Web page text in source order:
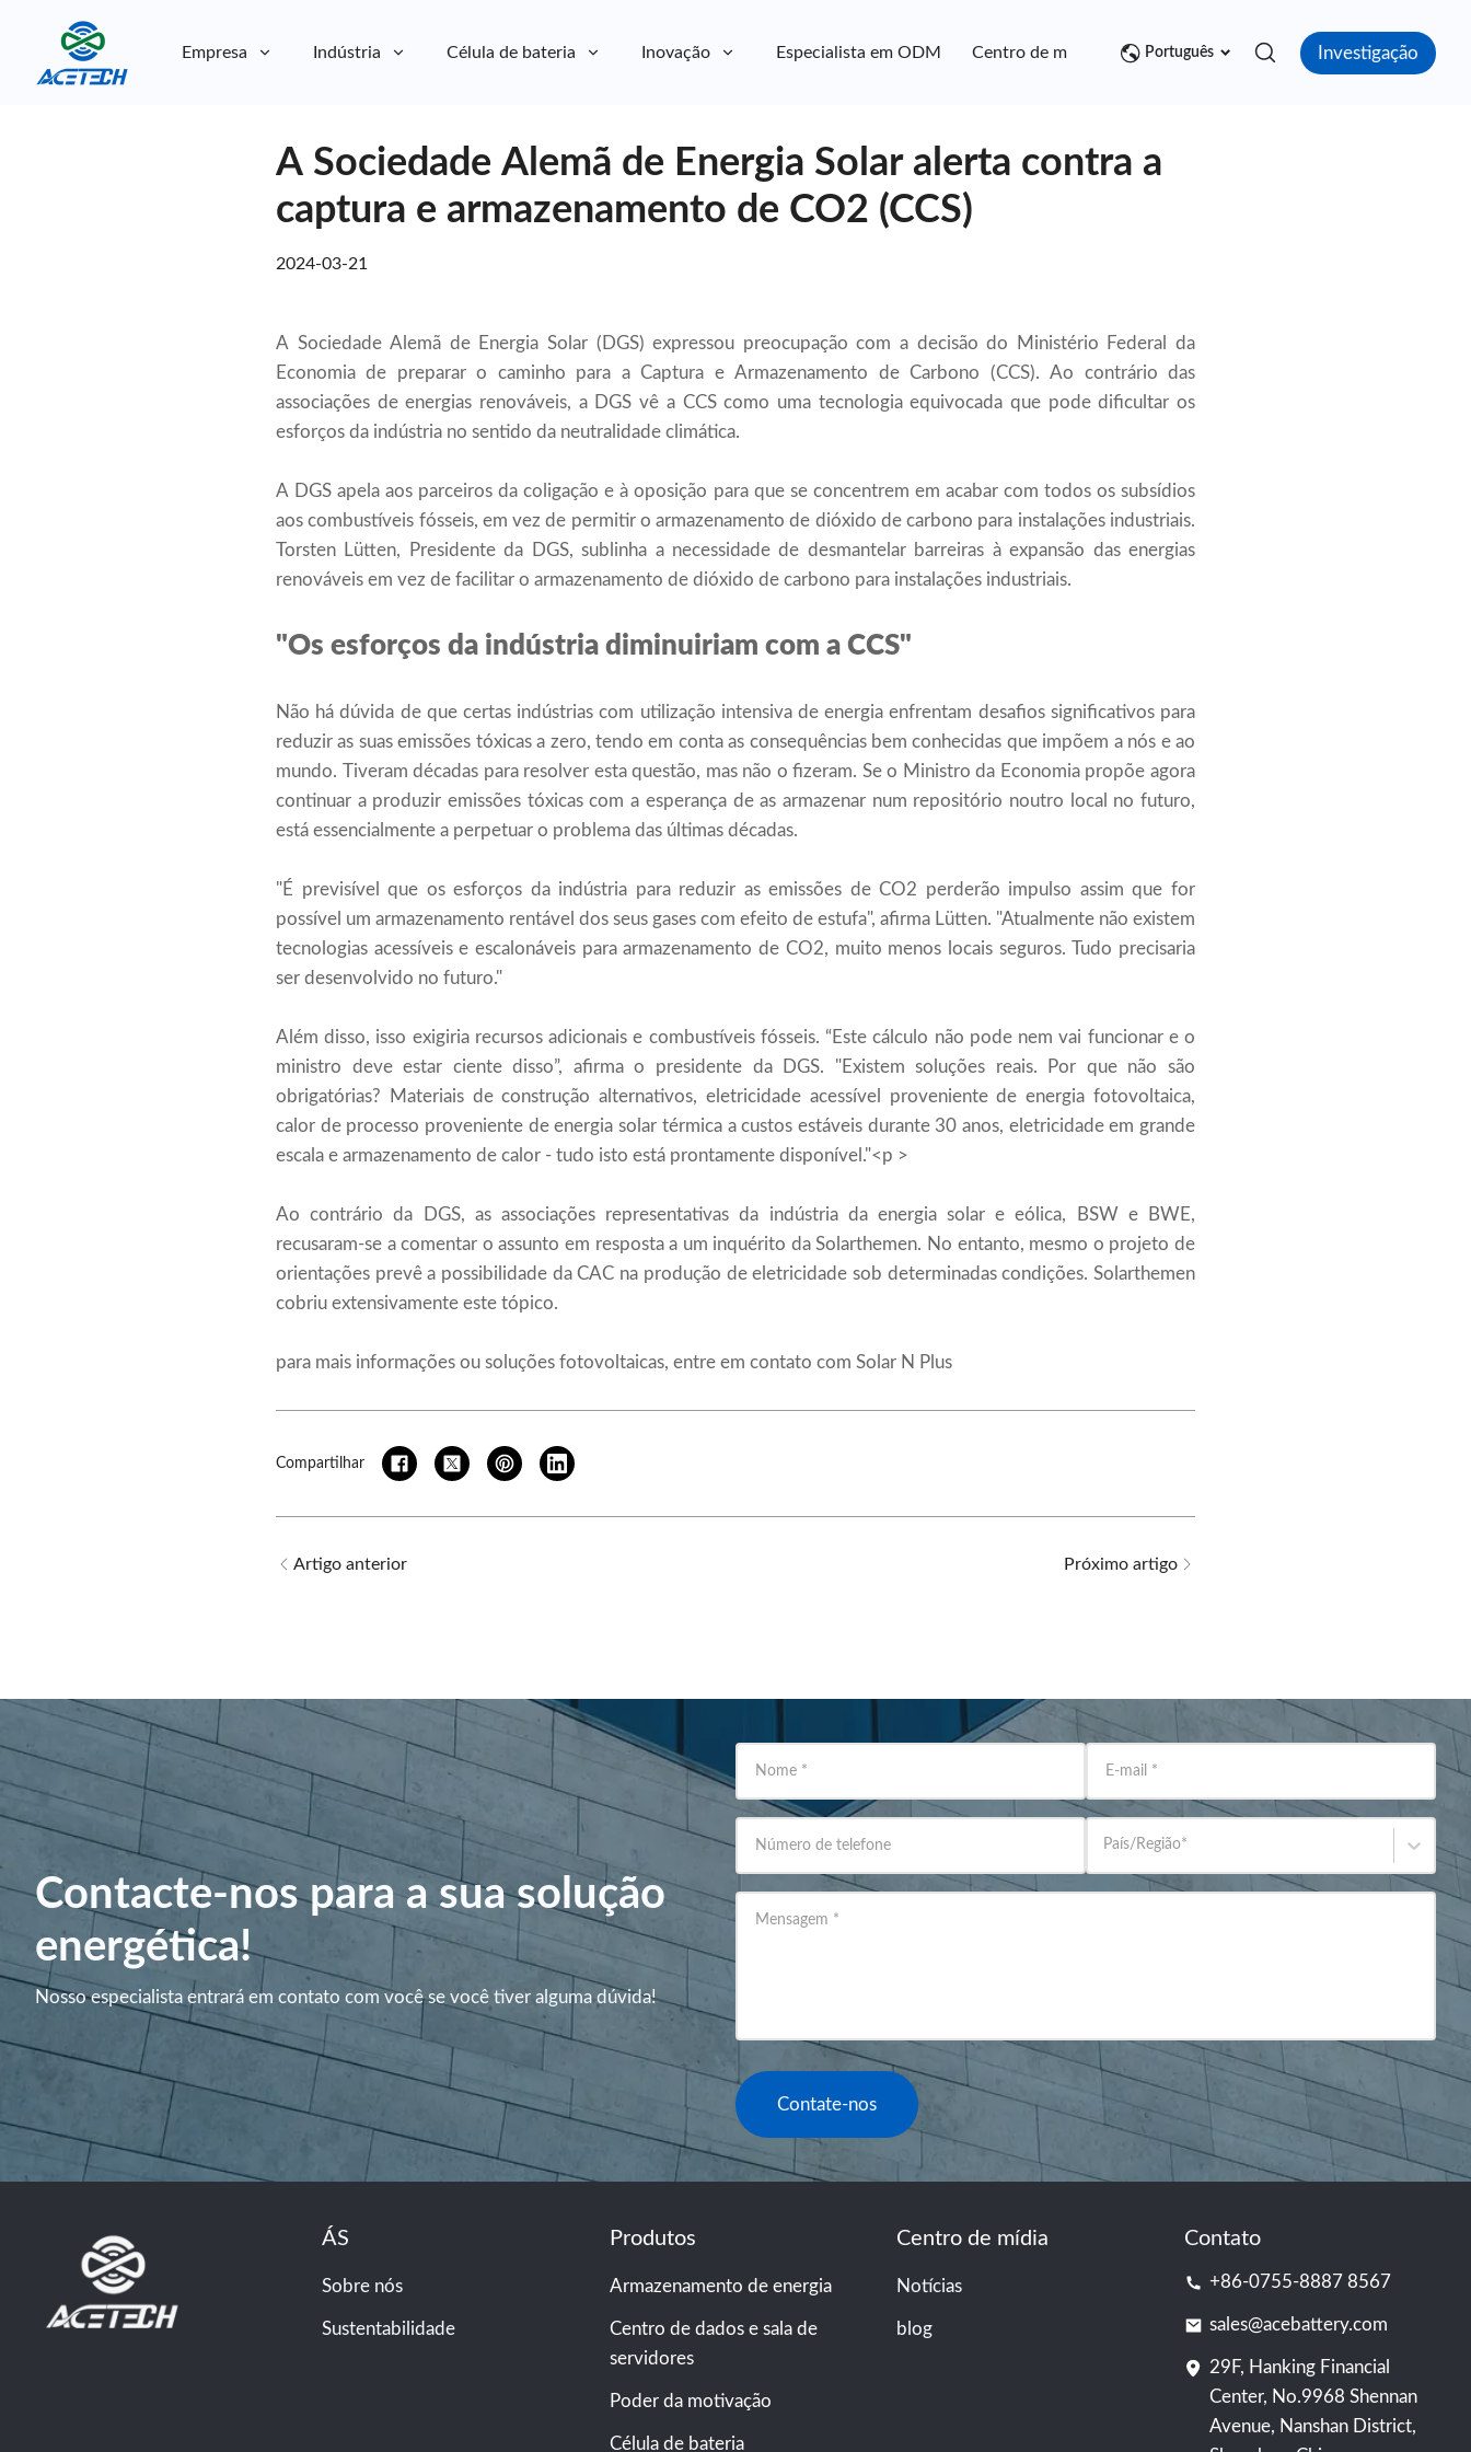
Empresa Indústria Célula de bateria Inovação Especialista em ODM Centro de mídia Contato
Português Investigação
A Sociedade Alemã de Energia Solar alerta contra a
captura e armazenamento de CO2 (CCS)
2024-03-21
A Sociedade Alemã de Energia Solar (DGS) expressou preocupação com a decisão do Ministério Federal da
Economia de preparar o caminho para a Captura e Armazenamento de Carbono (CCS). Ao contrário das
associações de energias renováveis, a DGS vê a CCS como uma tecnologia equivocada que pode dificultar os
esforços da indústria no sentido da neutralidade climática.
A DGS apela aos parceiros da coligação e à oposição para que se concentrem em acabar com todos os subsídios
aos combustíveis fósseis, em vez de permitir o armazenamento de dióxido de carbono para instalações industriais.
Torsten Lütten, Presidente da DGS, sublinha a necessidade de desmantelar barreiras à expansão das energias
renováveis ​​em vez de facilitar o armazenamento de dióxido de carbono para instalações industriais.
"Os esforços da indústria diminuiriam com a CCS"
Não há dúvida de que certas indústrias com utilização intensiva de energia enfrentam desafios significativos para
reduzir as suas emissões tóxicas a zero, tendo em conta as consequências bem conhecidas que impõem a nós e ao
mundo. Tiveram décadas para resolver esta questão, mas não o fizeram. Se o Ministro da Economia propõe agora
continuar a produzir emissões tóxicas com a esperança de as armazenar num repositório noutro local no futuro,
está essencialmente a perpetuar o problema das últimas décadas.
"É previsível que os esforços da indústria para reduzir as emissões de CO2 perderão impulso assim que for
possível um armazenamento rentável dos seus gases com efeito de estufa", afirma Lütten. "Atualmente não existem
tecnologias acessíveis e escalonáveis ​​para armazenamento de CO2, muito menos locais seguros. Tudo precisaria
ser desenvolvido no futuro."
Além disso, isso exigiria recursos adicionais e combustíveis fósseis. “Este cálculo não pode nem vai funcionar e o
ministro deve estar ciente disso”, afirma o presidente da DGS. "Existem soluções reais. Por que não são
obrigatórias? Materiais de construção alternativos, eletricidade acessível proveniente de energia fotovoltaica,
calor de processo proveniente de energia solar térmica a custos estáveis ​​durante 30 anos, eletricidade em grande
escala e armazenamento de calor - tudo isto está prontamente disponível."<p >
Ao contrário da DGS, as associações representativas da indústria da energia solar e eólica, BSW e BWE,
recusaram-se a comentar o assunto em resposta a um inquérito da Solarthemen. No entanto, mesmo o projeto de
orientações prevê a possibilidade da CAC na produção de eletricidade sob determinadas condições. Solarthemen
cobriu extensivamente este tópico.
para mais informações ou soluções fotovoltaicas, entre em contato com Solar N Plus
Compartilhar
Artigo anterior Próximo artigo
Contacte-nos para a sua solução
energética!
Nosso especialista entrará em contato com você se você tiver alguma dúvida!
Nome * E-mail *
Número de telefone País/Região*
Mensagem *
Contate-nos
ÁS
Sobre nós
Sustentabilidade
Produtos
Armazenamento de energia
Centro de dados e sala de
servidores
Poder da motivação
Célula de bateria
Centro de mídia
Notícias
blog
Contato
+86-0755-8887 8567
sales@acebattery.com
29F, Hanking Financial
Center, No.9968 Shennan
Avenue, Nanshan District,